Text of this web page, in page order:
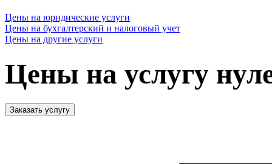
Цены на юридические услуги
Цены на бухгалтерский и налоговый учет
Цены на другие услуги
Цены на услугу